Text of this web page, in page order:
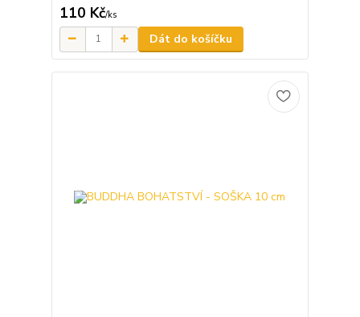
110 Kč/ks
Dát do košíčku